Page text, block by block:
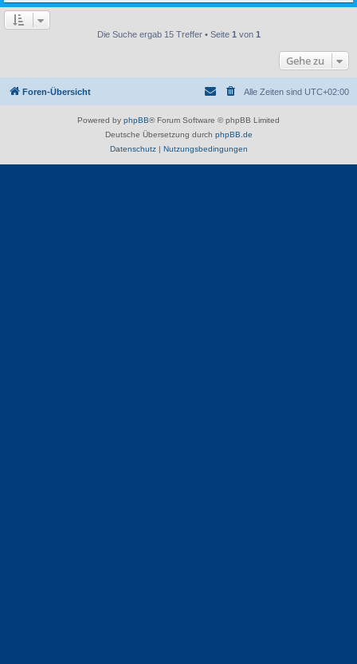
Die Suche ergab 15 Treffer • Seite 1 von 1
Gehe zu
Foren-Übersicht Alle Zeiten sind UTC+02:00
Powered by phpBB® Forum Software © phpBB Limited
Deutsche Übersetzung durch phpBB.de
Datenschutz| Nutzungsbedingungen